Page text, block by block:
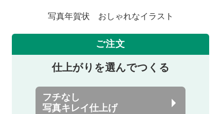
写真年賀状 おしゃれなイラスト
ご注文
仕上がりを選んでつくる
フチなし
写真キレイ仕上げ